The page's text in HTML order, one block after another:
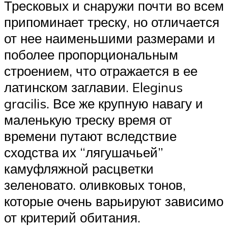
Тресковых и снаружи почти во всем
припоминает треску, но отличается
от нее наименьшими размерами и
поболее пропорциональным
строением, что отражается в ее
латинском заглавии. Eleginus
gracilis. Все же крупную навагу и
маленькую треску время от
времени путают вследствие
сходства их “лягушачьей”
камуфляжной расцветки
зеленовато. оливковых тонов,
которые очень варьируют зависимо
от критерий обитания.